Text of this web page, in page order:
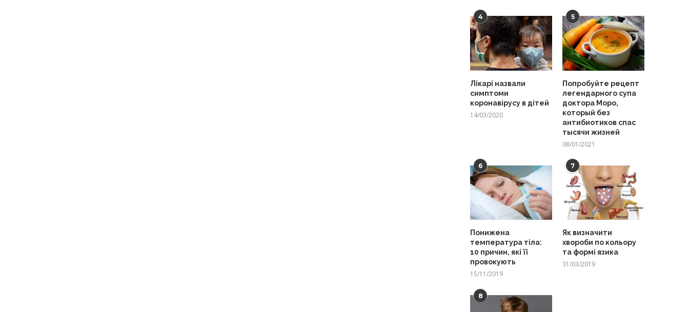
4
Лікарі назвали
симптоми
коронавірусу в дітей
14/03/2020
5
Попробуйте рецепт
легендарного супа
доктора Моро,
который без
антибиотиков спас
тысячи жизней
08/01/2021
6
Понижена
температура тіла:
10 причин, які її
провокують
15/11/2019
7
Як визначити
хвороби по кольору
та формі язика
31/03/2019
8